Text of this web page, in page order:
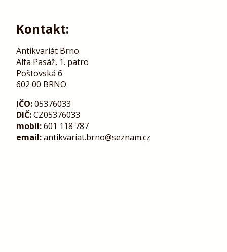
Kontakt:
Antikvariát Brno
Alfa Pasáž, 1. patro
Poštovská 6
602 00 BRNO
IČO:05376033
DIČ:CZ05376033
mobil:601 118 787
email:antikvariat.brno@seznam.cz